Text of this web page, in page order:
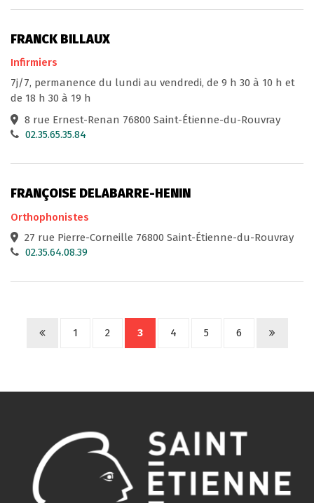
FRANCK BILLAUX
Infirmiers
7j/7, permanence du lundi au vendredi, de 9 h 30 à 10 h et
de 18 h 30 à 19 h
8 rue Ernest-Renan 76800 Saint-Étienne-du-Rouvray
02.35.65.35.84
FRANÇOISE DELABARRE-HENIN
Orthophonistes
27 rue Pierre-Corneille 76800 Saint-Étienne-du-Rouvray
02.35.64.08.39
1 2 3 4 5 6